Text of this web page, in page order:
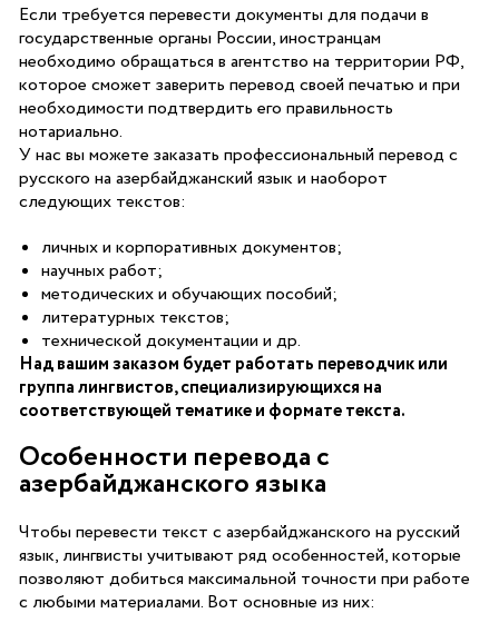
Если требуется перевести документы для подачи в
государственные органы России, иностранцам
необходимо обращаться в агентство на территории РФ,
которое сможет заверить перевод своей печатью и при
необходимости подтвердить его правильность
нотариально.
У нас вы можете заказать профессиональный перевод с
русского на азербайджанский язык и наоборот
следующих текстов:
личных и корпоративных документов;
научных работ;
методических и обучающих пособий;
литературных текстов;
технической документации и др.
Над вашим заказом будет работать переводчик или
группа лингвистов, специализирующихся на
соответствующей тематике и формате текста.
Особенности перевода с
азербайджанского языка
Чтобы перевести текст с азербайджанского на русский
язык, лингвисты учитывают ряд особенностей, которые
позволяют добиться максимальной точности при работе
с любыми материалами. Вот основные из них: